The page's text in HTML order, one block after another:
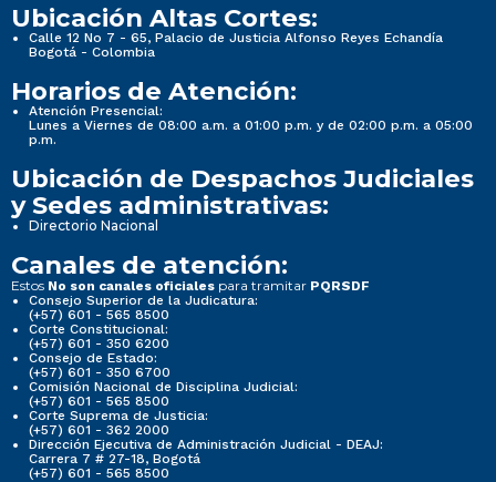
Ubicación Altas Cortes:
Calle 12 No 7 - 65, Palacio de Justicia Alfonso Reyes Echandía
Bogotá - Colombia
Horarios de Atención:
Atención Presencial:
Lunes a Viernes de 08:00 a.m. a 01:00 p.m. y de 02:00 p.m. a 05:00
p.m.
Ubicación de Despachos Judiciales
y Sedes administrativas:
Directorio Nacional
Canales de atención:
Estos No son canales oficiales para tramitar PQRSDF
Consejo Superior de la Judicatura:
(+57) 601 - 565 8500
Corte Constitucional:
(+57) 601 - 350 6200
Consejo de Estado:
(+57) 601 - 350 6700
Comisión Nacional de Disciplina Judicial:
(+57) 601 - 565 8500
Corte Suprema de Justicia:
(+57) 601 - 362 2000
Dirección Ejecutiva de Administración Judicial - DEAJ:
Carrera 7 # 27-18, Bogotá
(+57) 601 - 565 8500